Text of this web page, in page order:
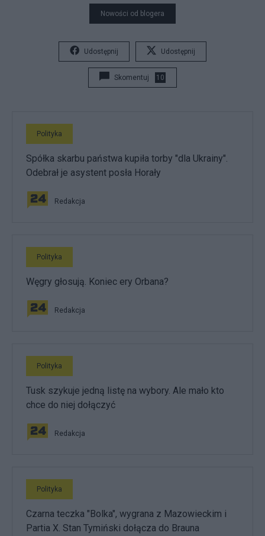
Nowości od blogera
Udostępnij Udostępnij
Skomentuj 10
Polityka
Spółka skarbu państwa kupiła torby "dla Ukrainy".
Odebrał je asystent posła Horały
Redakcja
Polityka
Węgry głosują. Koniec ery Orbana?
Redakcja
Polityka
Tusk szykuje jedną listę na wybory. Ale mało kto
chce do niej dołączyć
Redakcja
Polityka
Czarna teczka "Bolka", wygrana z Mazowieckim i
Partia X. Stan Tymiński dołącza do Brauna